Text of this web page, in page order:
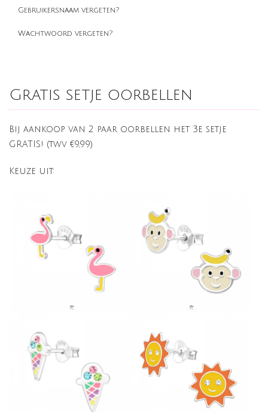
Gebruikersnaam vergeten?
Wachtwoord vergeten?
Gratis setje oorbellen
Bij aankoop van 2 paar oorbellen het 3e setje
GRATIS! (twv €9,99)
Keuze uit: